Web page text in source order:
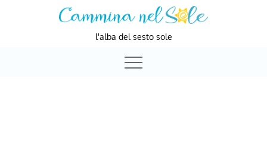
l'alba del sesto sole